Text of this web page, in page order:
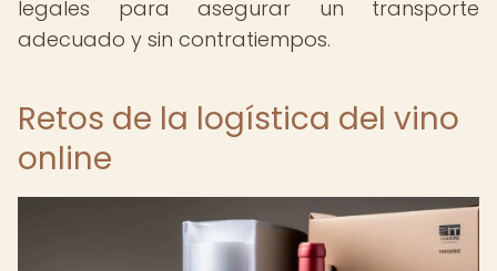
legales para asegurar un transporte
adecuado y sin contratiempos.
Retos de la logística del vino
online